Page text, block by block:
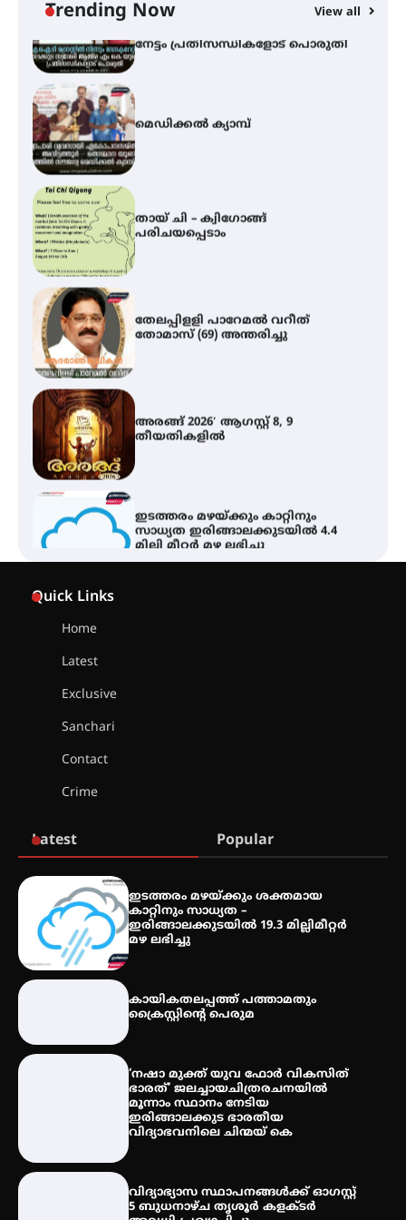
Trending Now View all
തേലപ്പിളളി പാറേമൽ വറീത്
തോമാസ് (69) അന്തരിച്ചു
തീയതികളിൽ
Quick Links
Home
Latest
Exclusive
Sanchari
Contact
Crime
Latest Popular
ഇടത്തരം മഴയ്ക്കും ശക്തമായ
കാറ്റിനും സാധ്യത –
ഇരിങ്ങാലക്കുടയിൽ 19.3 മില്ലിമീറ്റർ
മഴ ലഭിച്ചു
കായികതലപ്പത്ത് പത്താമതും
ക്രൈസ്റ്റിന്റെ പെരുമ
‘നഷാ മുക്ത് യുവ ഫോർ വികസിത്
ഭാരത്’ ജലച്ചായചിത്രരചനയിൽ
മൂന്നാം സ്ഥാനം നേടിയ
ഇരിങ്ങാലക്കുട ഭാരതീയ
വിദ്യാഭവനിലെ ചിന്മയ് കെ
വിദ്യാഭ്യാസ സ്ഥാപനങ്ങള്‍ക്ക് ഓഗസ്റ്റ്
5 ബുധനാഴ്ച തൃശൂർ കളക്ടർ